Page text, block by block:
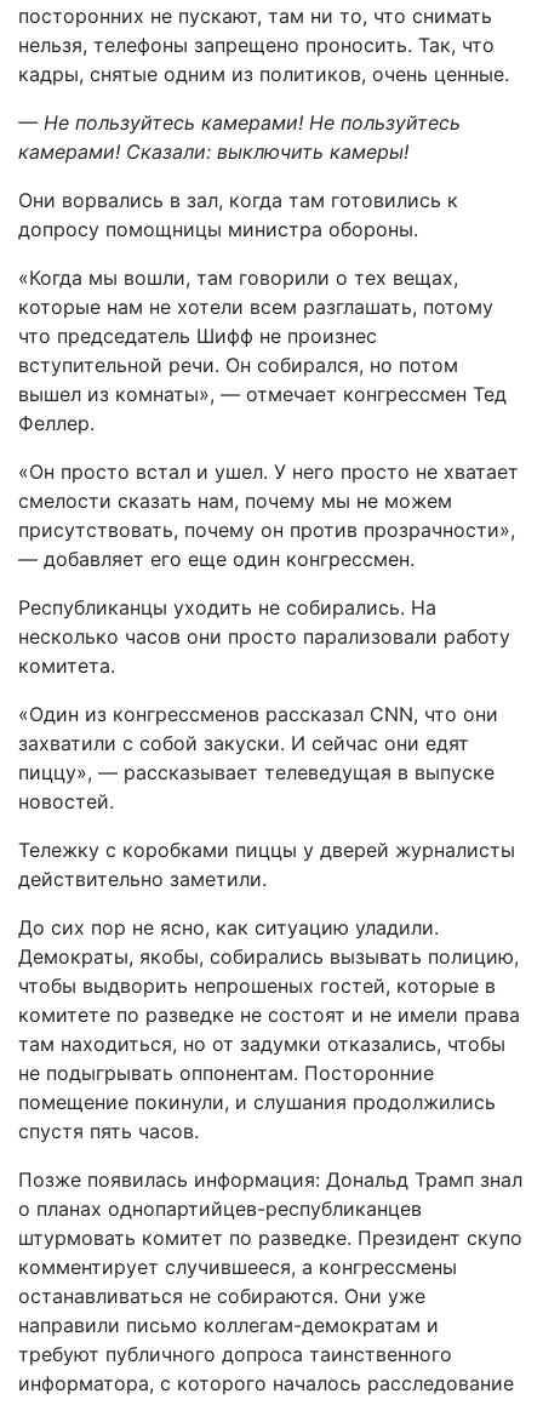
посторонних не пускают, там ни то, что снимать
нельзя, телефоны запрещено проносить. Так, что
кадры, снятые одним из политиков, очень ценные.
— Не пользуйтесь камерами! Не пользуйтесь
камерами! Сказали: выключить камеры!
Они ворвались в зал, когда там готовились к
допросу помощницы министра обороны.
«Когда мы вошли, там говорили о тех вещах,
которые нам не хотели всем разглашать, потому
что председатель Шифф не произнес
вступительной речи. Он собирался, но потом
вышел из комнаты», — отмечает конгрессмен Тед
Феллер.
«Он просто встал и ушел. У него просто не хватает
смелости сказать нам, почему мы не можем
присутствовать, почему он против прозрачности»,
— добавляет его еще один конгрессмен.
Республиканцы уходить не собирались. На
несколько часов они просто парализовали работу
комитета.
«Один из конгрессменов рассказал CNN, что они
захватили с собой закуски. И сейчас они едят
пиццу», — рассказывает телеведущая в выпуске
новостей.
Тележку с коробками пиццы у дверей журналисты
действительно заметили.
До сих пор не ясно, как ситуацию уладили.
Демократы, якобы, собирались вызывать полицию,
чтобы выдворить непрошеных гостей, которые в
комитете по разведке не состоят и не имели права
там находиться, но от задумки отказались, чтобы
не подыгрывать оппонентам. Посторонние
помещение покинули, и слушания продолжились
спустя пять часов.
Позже появилась информация: Дональд Трамп знал
о планах однопартийцев-республиканцев
штурмовать комитет по разведке. Президент скупо
комментирует случившееся, а конгрессмены
останавливаться не собираются. Они уже
направили письмо коллегам-демократам и
требуют публичного допроса таинственного
информатора, с которого началось расследование